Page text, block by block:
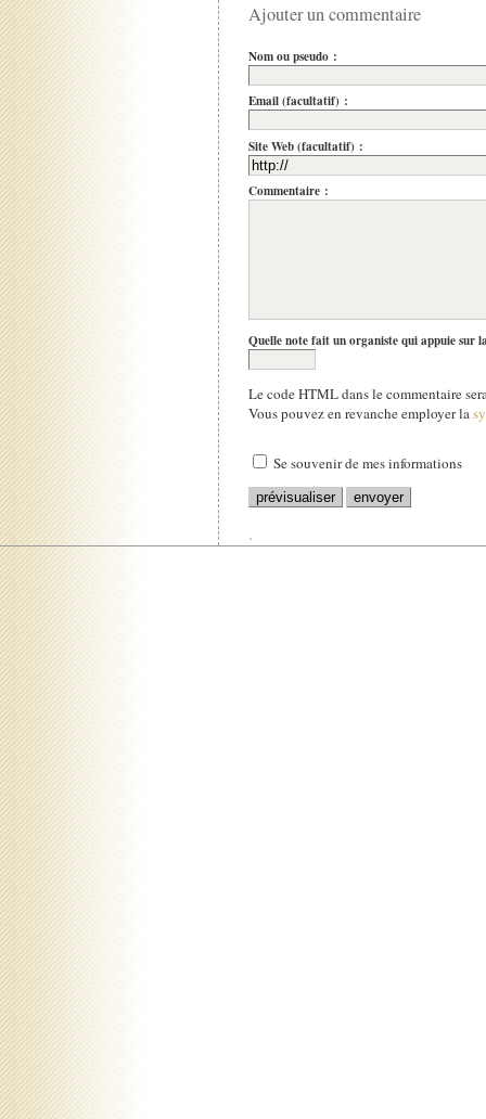
Ajouter un commentaire
Nom ou pseudo :
Email (facultatif) :
Site Web (facultatif) :
Commentaire :
Quelle note fait un organiste qui appuie sur
Le code HTML dans le commentaire
Vous pouvez en revanche employer la
Se souvenir de mes informations
.